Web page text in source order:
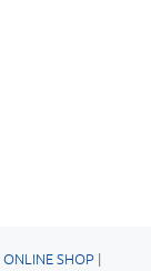
ONLINE SHOP|